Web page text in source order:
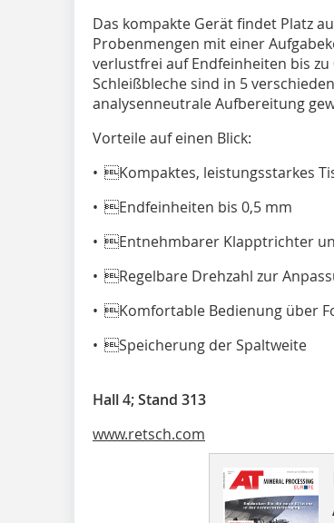
Das kompakte Gerät findet Platz
Probenmengen mit einer
verlustfrei auf Endfeinheiten bis
Schleißbleche sind in 5
analysenneutrale Aufbereitung
Vorteile auf einen Blick:
• Kompaktes, leistungsstarkes
• Endfeinheiten bis 0,5 mm
• Entnehmbarer Klapptrichter
• Regelbare Drehzahl zur
• Komfortable Bedienung über
• Speicherung der Spaltweite
Hall 4; Stand 313
www.retsch.com